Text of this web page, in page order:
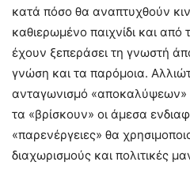
κατά πόσο θα αναπτυχθούν
καθιερωμένο παιχνίδι και
έχουν ξεπεράσει τη γνωστή
γνώση και τα παρόμοια.
ανταγωνισμό «αποκαλύψεων»
τα «βρίσκουν» οι άμεσα
«παρενέργειες» θα
διαχωρισμούς και πολιτικές